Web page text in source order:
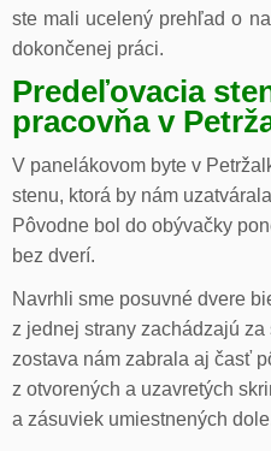
ste mali ucelený prehľad o
dokončenej práci.
Predeľovacia
pracovňa v
V panelákovom byte v
stenu, ktorá by nám
Pôvodne bol do obývačky
bez dverí.
Navrhli sme posuvné dvere
z jednej strany zachádzajú
zostava nám zabrala aj časť
z otvorených a uzavretých
a zásuviek umiestnených